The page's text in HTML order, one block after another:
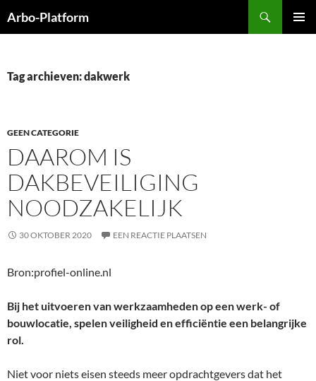
naar
Arbo-Platform
Tag archieven: dakwerk
GEEN CATEGORIE
DAAROM IS
DAKBEVEILIGING
NOODZAKELIJK
30 OKTOBER 2020 EEN REACTIE PLAATSEN
Bron:profiel-online.nl
Bij het uitvoeren van werkzaamheden op een werk- of
bouwlocatie, spelen veiligheid en efficiëntie een belangrijke
rol.
Niet voor niets eisen steeds meer opdrachtgevers dat het